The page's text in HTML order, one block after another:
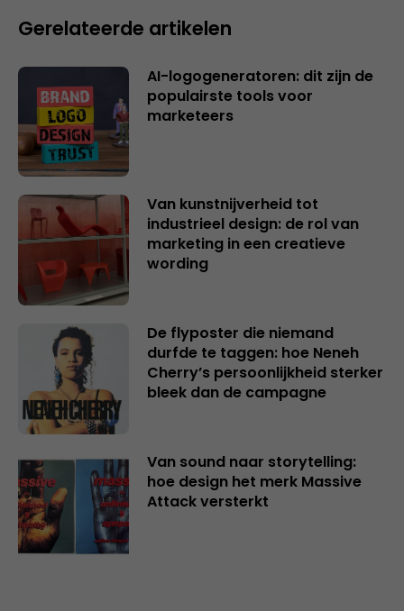
Gerelateerde artikelen
AI-logogeneratoren: dit zijn de
populairste tools voor
marketeers
Van kunstnijverheid tot
industrieel design: de rol van
marketing in een creatieve
wording
De flyposter die niemand
durfde te taggen: hoe Neneh
Cherry’s persoonlijkheid sterker
bleek dan de campagne
Van sound naar storytelling:
hoe design het merk Massive
Attack versterkt